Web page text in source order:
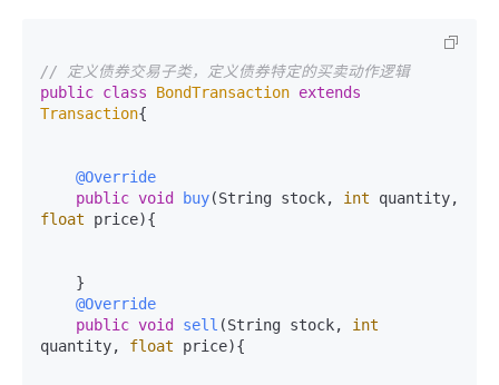
// 定义债券交易子类，定义债券特定的买卖动作逻辑
public class BondTransaction extends
Transaction{
@Override
public void buy(String stock, int
float price){
@Override
public void sell (String stock, int
quantity, float price){